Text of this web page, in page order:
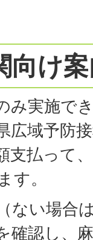
向け
み実施で
広域予防
支払って
す。
ない場合
確認し、